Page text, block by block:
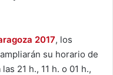
2017, los
su horario de
21 h., 11 h. o 01 h.,